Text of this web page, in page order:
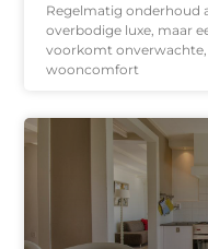
Regelmatig onderhoud
overbodige luxe, maar
voorkomt
wooncomfort